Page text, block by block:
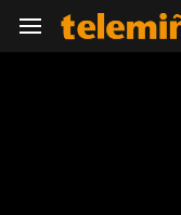
Navegación